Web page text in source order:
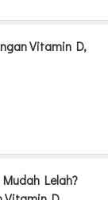
Vitamin D,
Lelah?